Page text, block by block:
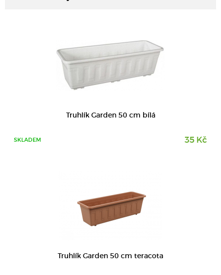
Truhlík Garden 50 cm bílá
SKLADEM 35 Kč
Truhlík Garden 50 cm teracota